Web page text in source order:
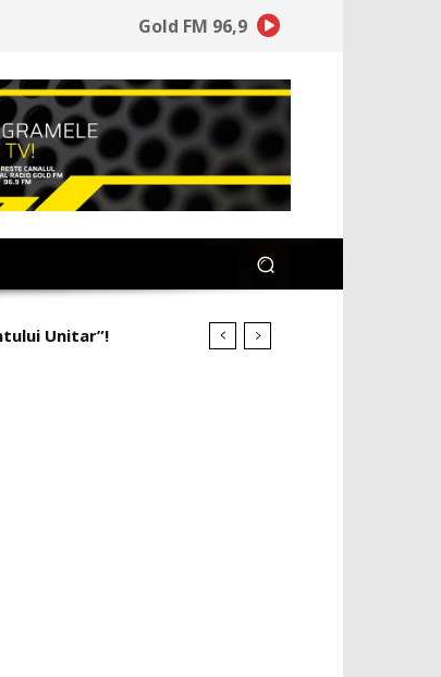
Gold FM 96,9
Unitar”!
la ce a pierdut”!